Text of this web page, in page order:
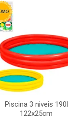
Piscina 3 niveis 190l
122x25cm